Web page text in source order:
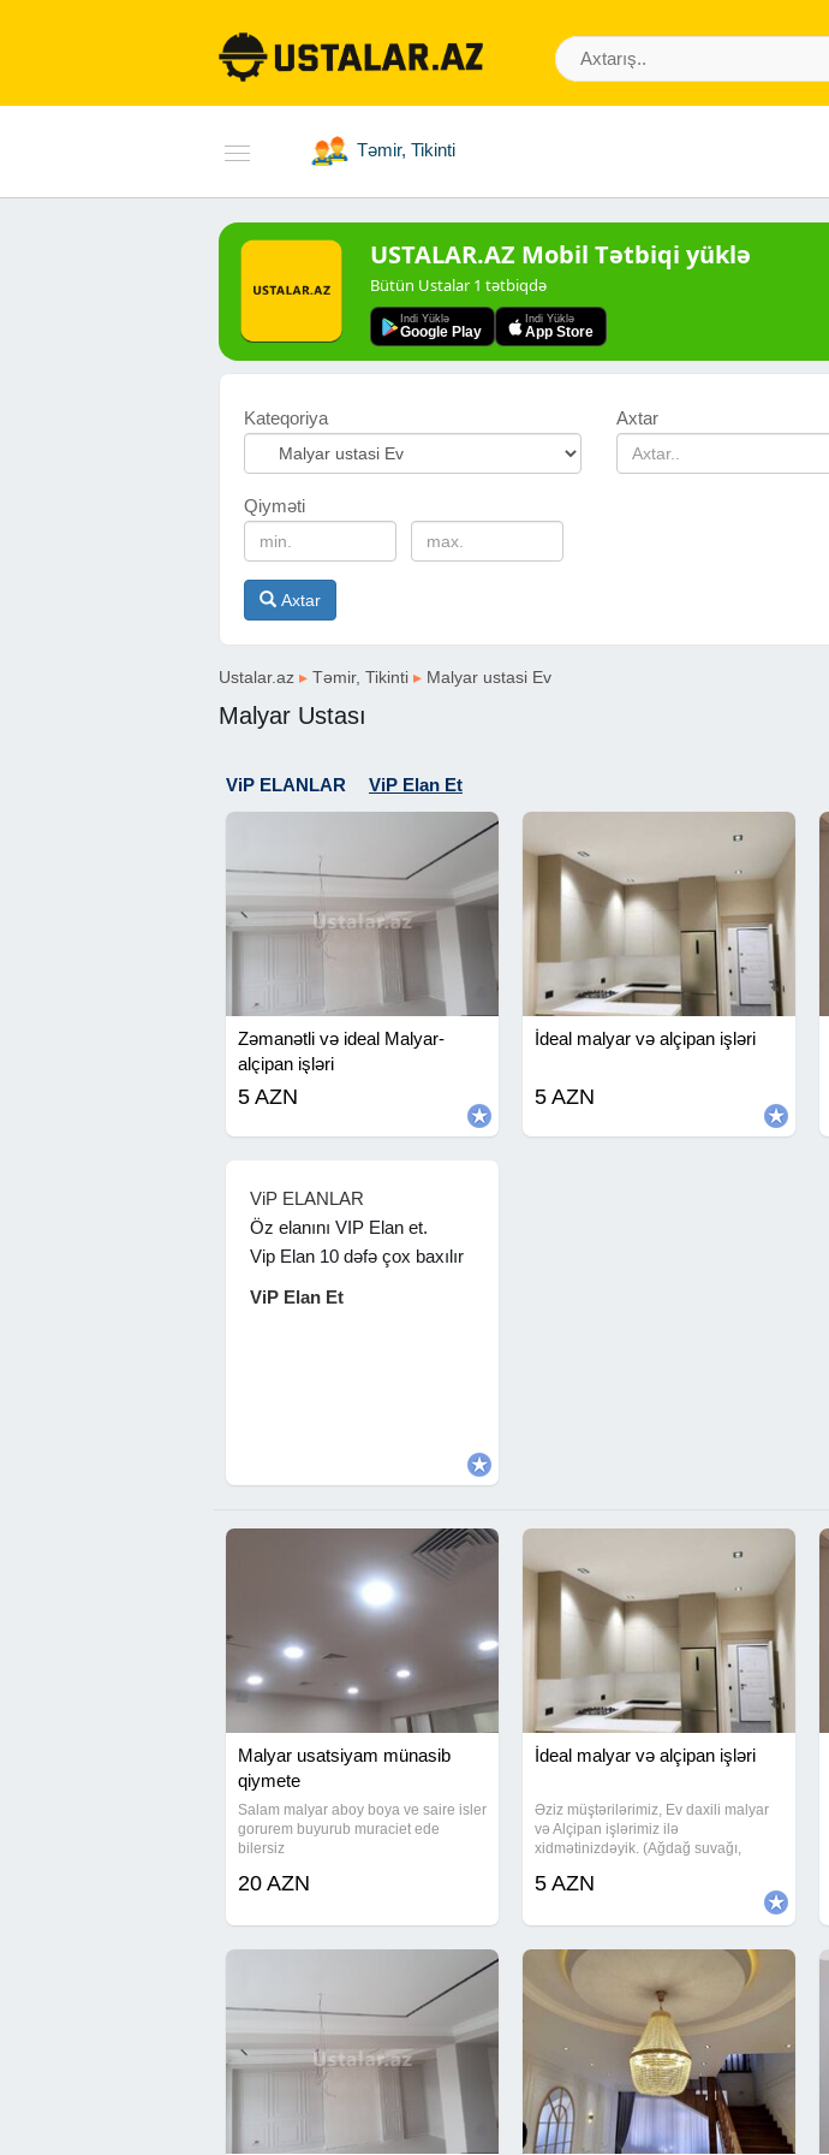
Təmir, Tikinti
USTALAR.AZ Mobil Tətbiqi yüklə
Bütün Ustalar 1 tətbiqdə
Indi Yüklə
Google Play
Indi Yüklə
App Store
Kateqoriya Axtar
Qiyməti
Axtar
Ustalar.az ▸ Təmir, Tikinti ▸ Malyar ustasi Ev
Malyar Ustası
ViP ELANLAR ViP Elan Et
Zəmanətli və ideal Malyar-
alçipan işləri
5 AZN
İdeal malyar və alçipan işləri
5 AZN
ViP ELANLAR
Öz elanını VIP Elan et.
Vip Elan 10 dəfə çox baxılır
ViP Elan Et
Malyar usatsiyam münasib
qiymete
Salam malyar aboy boya ve saire isler
gorurem buyurub muraciet ede
bilersiz
20 AZN
İdeal malyar və alçipan işləri
Əziz müştərilərimiz, Ev daxili malyar
və Alçipan işlərimiz ilə
xidmətinizdəyik. (Ağdağ suvağı,
Lepka və, s.).Bütün işlərimizi tam
olmadan, peşəkarlıqla
5 AZN